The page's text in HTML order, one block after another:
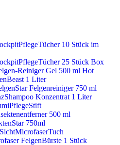
10 Stück im
25 Stück Box
Reiniger Gel 500 ml Hot
1 Liter
Felgenreiniger 750 ml
Konzentrat 1 Liter
500 ml
750ml
FelgenBürste 1 Stück